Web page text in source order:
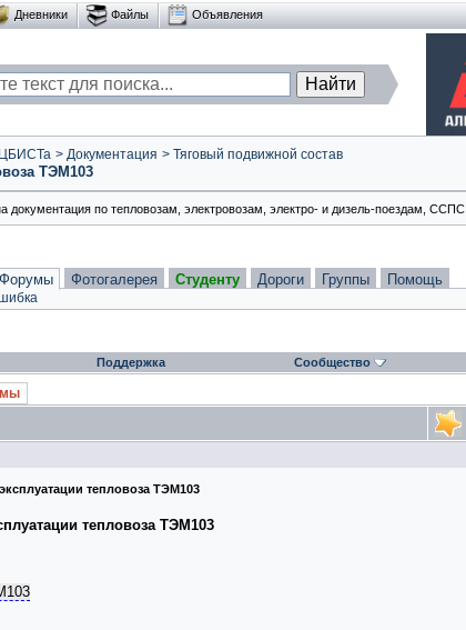
Дневники Файлы Объявления
> Документация > Тяговый подвижной состав
ТЭМ103
документация по тепловозам, электровозам, электро- и дизель-поездам, ССПС
Форумы Фотогалерея Студенту Дороги Группы Помощь
Поддержка Сообщество
тепловоза ТЭМ103
тепловоза ТЭМ103